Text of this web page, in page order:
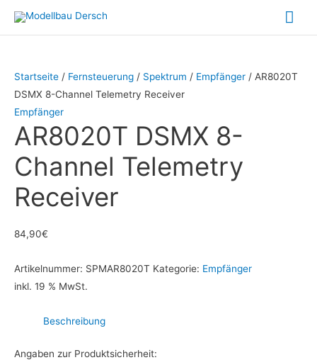
Inhalt
Startseite / Fernsteuerung / Spektrum / Empfänger / AR8020T
DSMX 8-Channel Telemetry Receiver
Empfänger
AR8020T DSMX 8-
Channel Telemetry
Receiver
84,90€
Artikelnummer: SPMAR8020T Kategorie: Empfänger
inkl. 19 % MwSt.
Beschreibung
Angaben zur Produktsicherheit: